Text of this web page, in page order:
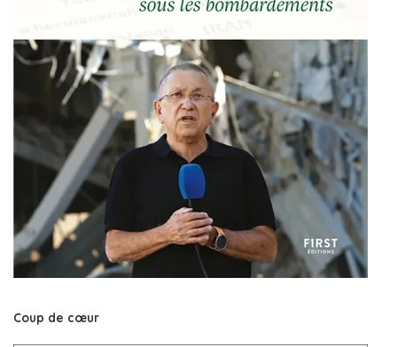
Coup de cœur